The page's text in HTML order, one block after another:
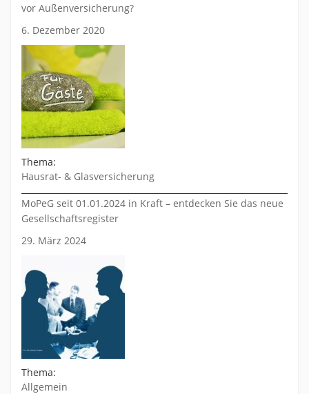
vor Außenversicherung?
6. Dezember 2020
Thema:
Hausrat- & Glasversicherung
MoPeG seit 01.01.2024 in Kraft – entdecken Sie das neue
Gesellschaftsregister
29. März 2024
Thema:
Allgemein